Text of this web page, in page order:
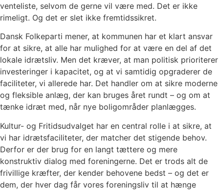
venteliste, selvom de gerne vil være med. Det er ikke
rimeligt. Og det er slet ikke fremtidssikret.
Dansk Folkeparti mener, at kommunen har et klart ansvar
for at sikre, at alle har mulighed for at være en del af det
lokale idrætsliv. Men det kræver, at man politisk prioriterer
investeringer i kapacitet, og at vi samtidig opgraderer de
faciliteter, vi allerede har. Det handler om at sikre moderne
og fleksible anlæg, der kan bruges året rundt – og om at
tænke idræt med, når nye boligområder planlægges.
Kultur- og Fritidsudvalget har en central rolle i at sikre, at
vi har idrætsfaciliteter, der matcher det stigende behov.
Derfor er der brug for en langt tættere og mere
konstruktiv dialog med foreningerne. Det er trods alt de
frivillige kræfter, der kender behovene bedst – og det er
dem, der hver dag får vores foreningsliv til at hænge